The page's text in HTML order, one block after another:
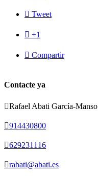
 Tweet
 +1
 Compartir
Contacte ya
Rafael Abati García-Manso
914430800
629231116
rabati@abati.es